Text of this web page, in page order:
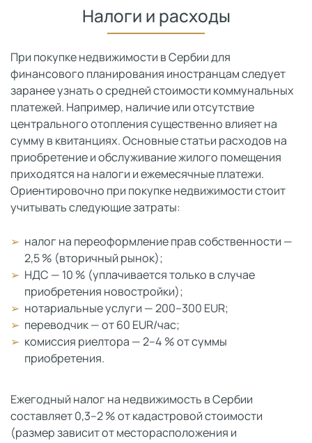
Налоги и расходы
При покупке недвижимости в Сербии для
финансового планирования иностранцам следует
заранее узнать о средней стоимости коммунальных
платежей. Например, наличие или отсутствие
центрального отопления существенно влияет на
сумму в квитанциях. Основные статьи расходов на
приобретение и обслуживание жилого помещения
приходятся на налоги и ежемесячные платежи.
Ориентировочно при покупке недвижимости стоит
учитывать следующие затраты:
налог на переоформление прав собственности —
2,5 % (вторичный рынок);
НДС — 10 % (уплачивается только в случае
приобретения новостройки);
нотариальные услуги — 200–300 EUR;
переводчик — от 60 EUR/час;
комиссия риелтора — 2–4 % от суммы
приобретения.
Ежегодный налог на недвижимость в Сербии
составляет 0,3–2 % от кадастровой стоимости
(размер зависит от месторасположения и